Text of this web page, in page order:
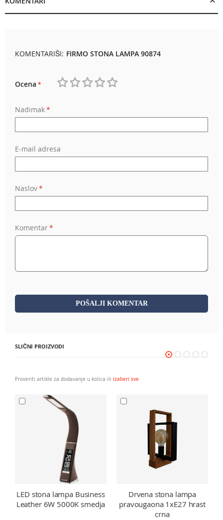
KOMENTARIŠI: FIRMO STONA LAMPA 90874
Ocena
Nadimak
E-mail adresa
Naslov
Komentar
POŠALJI KOMENTAR
SLIČNI PROIZVODI
Proveriti artikle za dodavanje u kolica ili izaberi sve
LED stona lampa Business
Leather 6W 5000K smedja
Drvena stona lampa
pravougaona 1xE27 hrast
crna